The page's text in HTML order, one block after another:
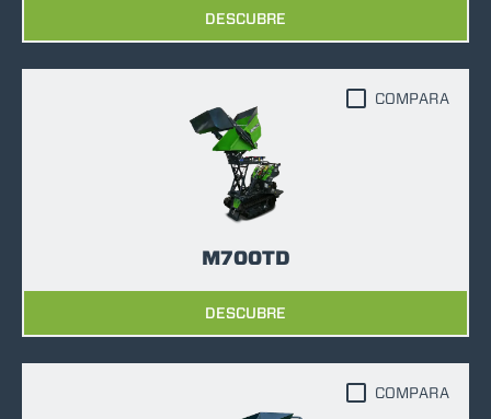
DESCUBRE
M700TD
DESCUBRE
COMPARA
COMPARA